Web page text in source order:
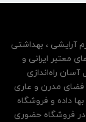
آرایشی ، بهداشتی
معتبر ایرانی و
راه‌اندازی
فضای مدرن و عاری
داده و فروشگاه
اینترنتی خود را بر پایه سال‌ها تجربه از سال 1395 در فروشگاه حضوری